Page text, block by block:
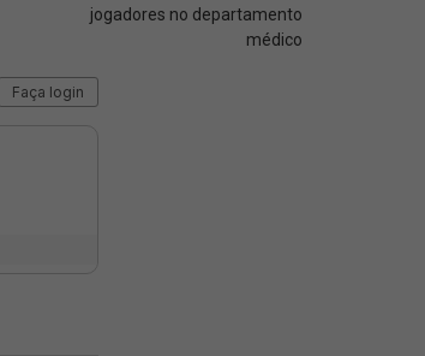
jogadores no departamento
médico